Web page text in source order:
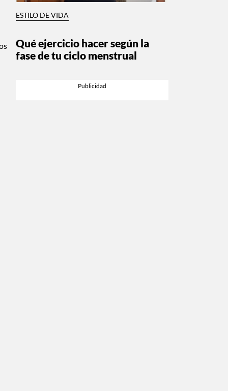
ESTILO DE VIDA
Qué ejercicio hacer según la
fase de tu ciclo menstrual